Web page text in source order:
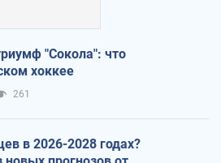
"Сокола": что
хоккее
261
в 2026-2028 годах?